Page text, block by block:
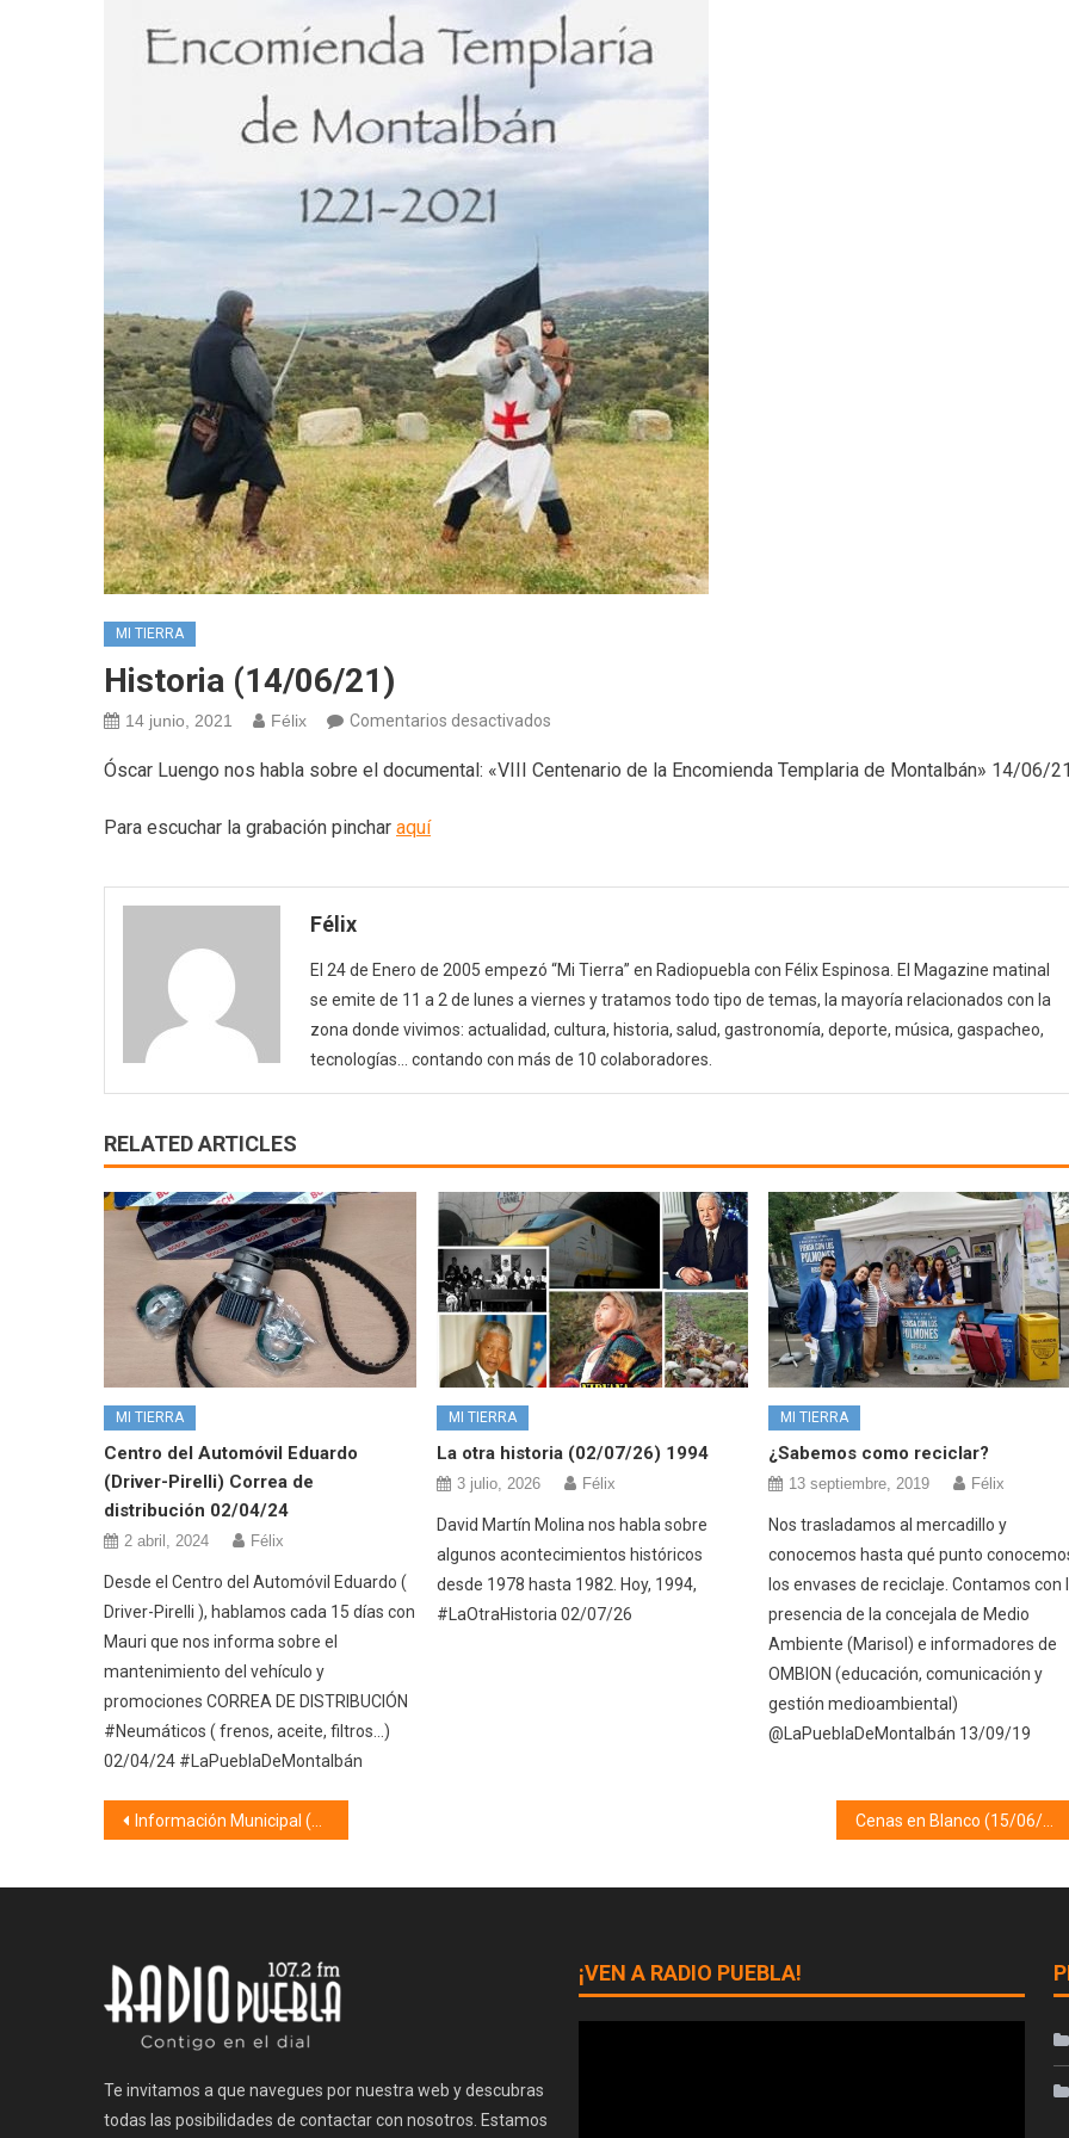
MI TIERRA
Historia (14/06/21)
14 junio, 2021 Félix Comentarios desactivados
(14/06/21)
Óscar Luengo nos habla sobre el documental: «VIII Centenario de la Encomienda Templaria de Montalbán» 14/06/
Para escuchar la grabación pinchar aquí
Félix
El 24 de Enero de 2005 empezó “Mi Tierra” en Radiopuebla con Félix Espinosa. El Magazine matinal
se emite de 11 a 2 de lunes a viernes y tratamos todo tipo de temas, la mayoría relacionados con la
zona donde vivimos: actualidad, cultura, historia, salud, gastronomía, deporte, música, gaspacheo,
tecnologías… contando con más de 10 colaboradores.
RELATED ARTICLES
MI TIERRA
Centro del Automóvil Eduardo
(Driver-Pirelli) Correa de
distribución 02/04/24
2 abril, 2024 Félix
Desde el Centro del Automóvil Eduardo (
Driver-Pirelli ), hablamos cada 15 días con
Mauri que nos informa sobre el
mantenimiento del vehículo y
promociones CORREA DE DISTRIBUCIÓN
#Neumáticos ( frenos, aceite, filtros…)
02/04/24 #LaPueblaDeMontalbán
MI TIERRA
La otra historia (02/07/26) 1994
3 julio, 2026 Félix
David Martín Molina nos habla sobre
algunos acontecimientos históricos
desde 1978 hasta 1982. Hoy, 1994,
#LaOtraHistoria 02/07/26
MI TIERRA
¿Sabemos como reciclar?
13 septiembre, 2019 Félix
Nos trasladamos al mercadillo y
conocemos hasta qué punto
los envases de reciclaje. Contamos con
presencia de la concejala de Medio
Ambiente (Marisol) e informadores de
OMBION (educación, comunicación y
gestión medioambiental)
@LaPueblaDeMontalbán 13/09/19
Navegación
Información Municipal (11/06/21)
Te invitamos a que navegues por nuestra web y descubras
todas las posibilidades de contactar con nosotros. Estamos
¡VEN A RADIO PUEBLA!